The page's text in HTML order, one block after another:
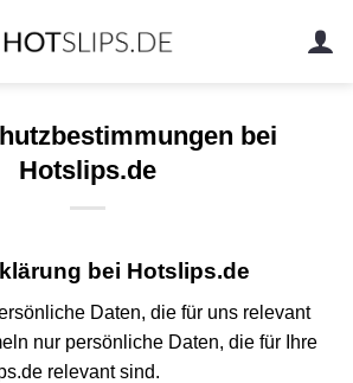
bei
Hotslips.de
bei Hotslips.de
Daten, die für uns relevant
nur persönliche Daten, die für Ihre
relevant sind.